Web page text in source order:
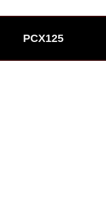
PCX125